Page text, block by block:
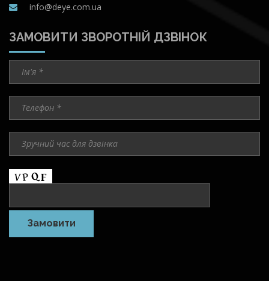
info@deye.com.ua
ЗАМОВИТИ ЗВОРОТНІЙ ДЗВІНОК